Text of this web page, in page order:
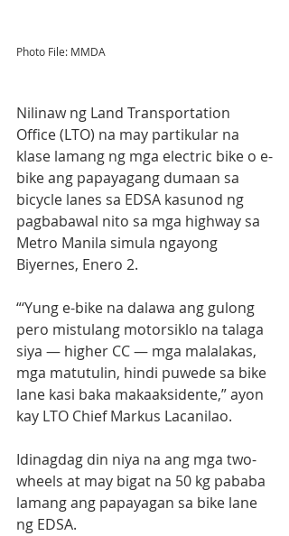
Photo File: MMDA
Nilinaw ng Land Transportation
Office (LTO) na may partikular na
klase lamang ng mga electric bike o e-
bike ang papayagang dumaan sa
bicycle lanes sa EDSA kasunod ng
pagbabawal nito sa mga highway sa
Metro Manila simula ngayong
Biyernes, Enero 2.
“‘Yung e-bike na dalawa ang gulong
pero mistulang motorsiklo na talaga
siya — higher CC — mga malalakas,
mga matutulin, hindi puwede sa bike
lane kasi baka makaaksidente,” ayon
kay LTO Chief Markus Lacanilao.
Idinagdag din niya na ang mga two-
wheels at may bigat na 50 kg pababa
lamang ang papayagan sa bike lane
ng EDSA.